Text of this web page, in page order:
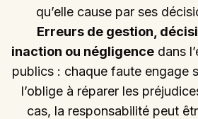
qu’elle cause par ses
Erreurs de gestion,
inaction ou négligence dans
publics : chaque faute engage
l’oblige à réparer les
cas, la responsabilité peut